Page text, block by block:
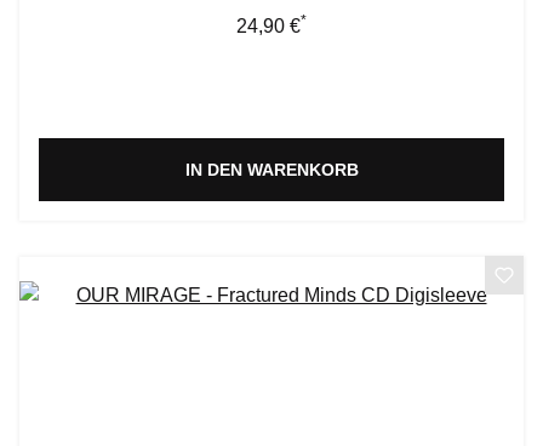
Regulärer Preis:
24,90 €*
IN DEN WARENKORB